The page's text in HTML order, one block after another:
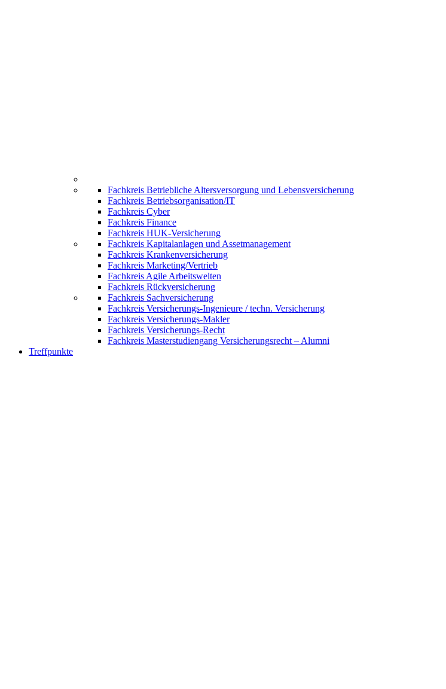
Fachkreis Betriebliche Altersversorgung und Lebensversicherung
Fachkreis Betriebsorganisation/IT
Fachkreis Cyber
Fachkreis Finance
Fachkreis HUK-Versicherung
Fachkreis Kapitalanlagen und Assetmanagement
Fachkreis Krankenversicherung
Fachkreis Marketing/Vertrieb
Fachkreis Agile Arbeitswelten
Fachkreis Rückversicherung
Fachkreis Sachversicherung
Fachkreis Versicherungs-Ingenieure / techn. Versicherung
Fachkreis Versicherungs-Makler
Fachkreis Versicherungs-Recht
Fachkreis Masterstudiengang Versicherungsrecht – Alumni
Treffpunkte